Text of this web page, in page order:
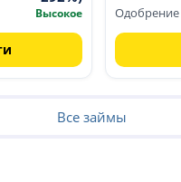
улица, 22, 1 этаж; пн
Ленина, 32/2, 1 этаж ;
Высокое Одобрение
Все займы